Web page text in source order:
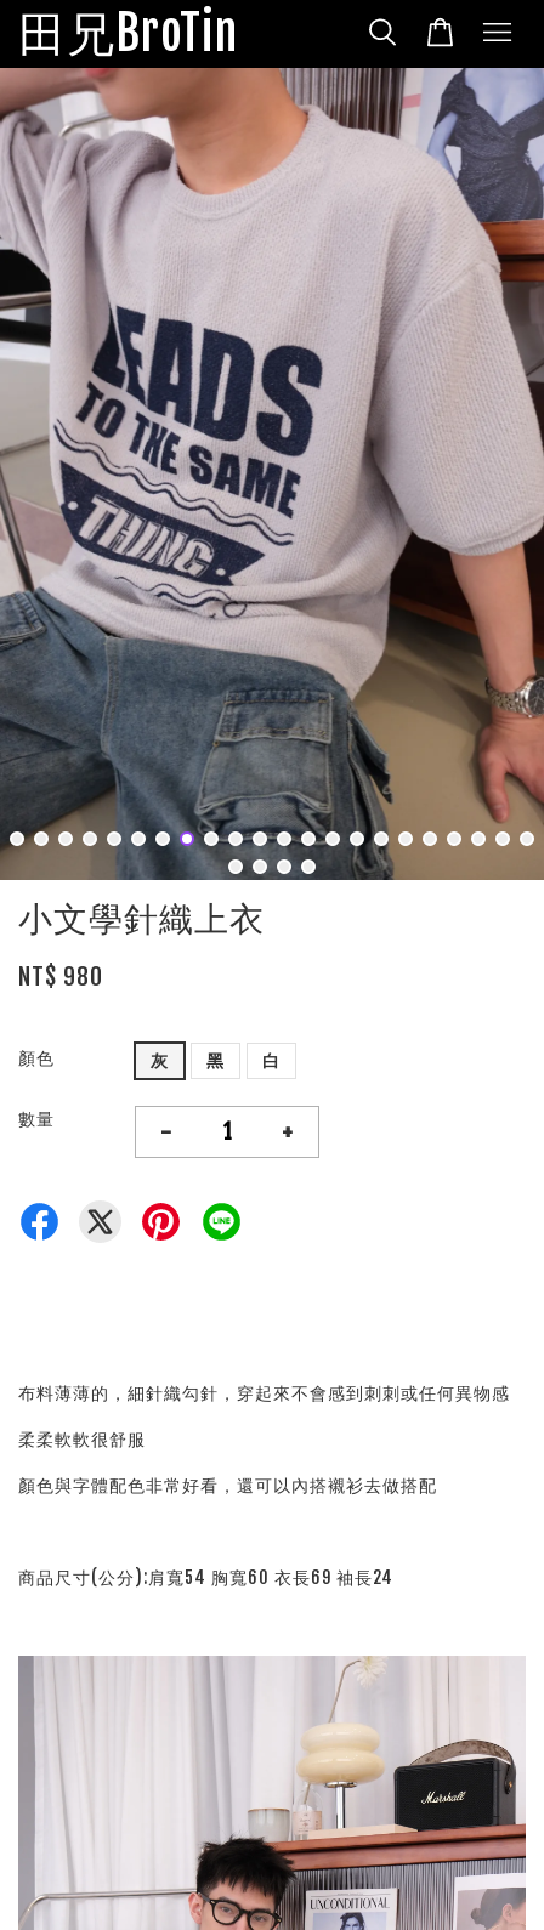
田兄BroTin
小文學針織上衣
NT$ 980
顏色 灰 黑 白
數量 - +
布料薄薄的，細針織勾針，穿起來不會感到刺刺或任何異物感
柔柔軟軟很舒服
顏色與字體配色非常好看，還可以內搭襯衫去做搭配
商品尺寸(公分):肩寬54 胸寬60 衣長69 袖長24